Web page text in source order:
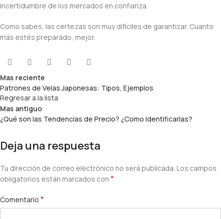
incertidumbre de los mercados en confianza.
Como sabes, las certezas son muy difíciles de garantizar. Cuanto
más estés preparado, mejor.
Mas reciente
Patrones de Velas Japonesas: Tipos, Ejemplos
Regresar a la lista
Mas antiguo
¿Qué son las Tendencias de Precio? ¿Como Identificarlas?
Deja una respuesta
Tu dirección de correo electrónico no será publicada. Los campos
obligatorios están marcados con *
Comentario *